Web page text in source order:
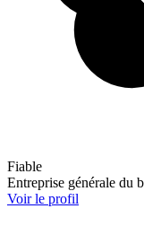
Fiable
Entreprise générale du
Voir le profil